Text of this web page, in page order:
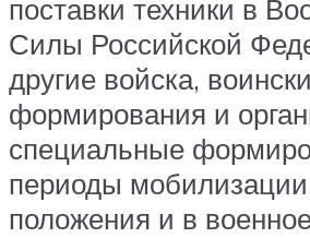
поставки техники в
Силы Российской
другие войска,
формирования и
специальные
периоды
положения и в